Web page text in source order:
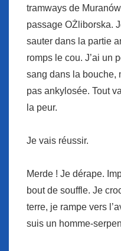
tramways de
passage OŻliborska.
sauter dans la partie
romps le cou. J’ai un
sang dans la bouche,
pas ankylosée. Tout
la peur.
Je vais réussir.
Merde ! Je dérape.
bout de souffle. Je
terre, je rampe vers
suis un homme-